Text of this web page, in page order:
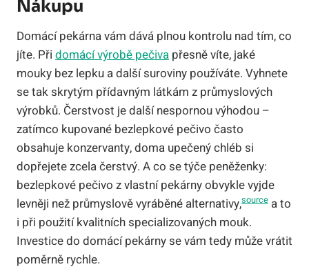
Nákupu
Domácí pekárna vám dává plnou kontrolu nad tím, co
jíte. Při domácí výrobě pečiva přesně víte, jaké
mouky bez lepku a další suroviny používáte. Vyhnete
se tak skrytým přídavným látkám z průmyslových
výrobků. Čerstvost je další nespornou výhodou –
zatímco kupované bezlepkové pečivo často
obsahuje konzervanty, doma upečený chléb si
dopřejete zcela čerstvý. A co se týče peněženky:
bezlepkové pečivo z vlastní pekárny obvykle vyjde
levněji než průmyslově vyráběné alternativy,source a to
i při použití kvalitních specializovaných mouk.
Investice do domácí pekárny se vám tedy může vrátit
poměrně rychle.